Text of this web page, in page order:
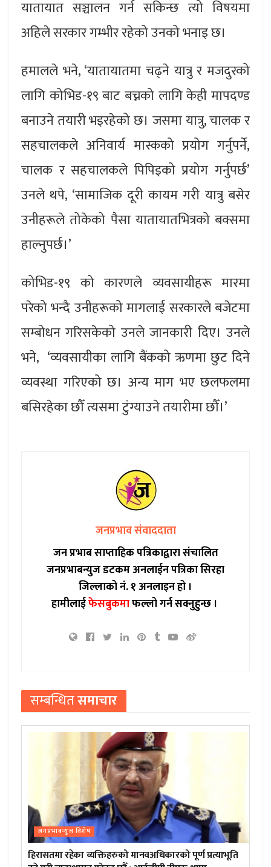
यातायात सञ्चालन गर्न सकिन्छ त्यो विषयमा
अहिले सरकार गम्भीर रहेको उनको भनाइ छ।
हमालले भने, ‘यातायातमा चढ्ने यात्रु र मजदुरको
लागि कोभिड-१९ बाट बच्नको लागि केही मापदण्ड
बनाउने तयारी भइरहेको छ। जसमा यात्रु, चालक र
सहचालकले अनिवार्य मास्कको प्रयोग गर्नुपर्ने,
चालक र सहचालकले पिपिइको प्रयोग गर्नुपर्छ’
उनले थपे, ‘सामाजिक दूरी कायम गरी यात्रु बसेर
उनीहरूले तोकेको पैसा यातायातभित्रको बक्समा
हाल्नुपर्छ।’
कोभिड-१९ को कारणले व्यवसायीहरू मारमा
परेको भन्दै उनीहरूको मागलाई सरकारले बजेटमा
सम्बोधन गरिसकेको उनले जानकारी दिए। उनले
भने, ‘व्यवसायीका लागि बैंकको ऋणमा छुट दिने
व्यवस्था गरिएको छ। अन्य माग भए छलफलमा
बसिरहेका छौँ त्यसमा टुंग्याउने तयारीमा छौँ।’
जनप्रभाव संवाददाता
जन प्रभाब साप्ताहिक पत्रिकाद्वारा संचालित
जनप्रभाबन्युज डटकम अनलाईन पत्रिका सिरहा
जिल्लाको नं. १ अनलाइन हो ।
हामीलाईफेसबुकमाफल्लो गर्न सक्नुहुन्छ ।
सम्बन्धितसमाचार
जनप्रभाबन्युज विशेष
हिरासतमा रहेका व्यक्तिहरुको मानवअधिकारको पूर्ण प्रत्याभूति